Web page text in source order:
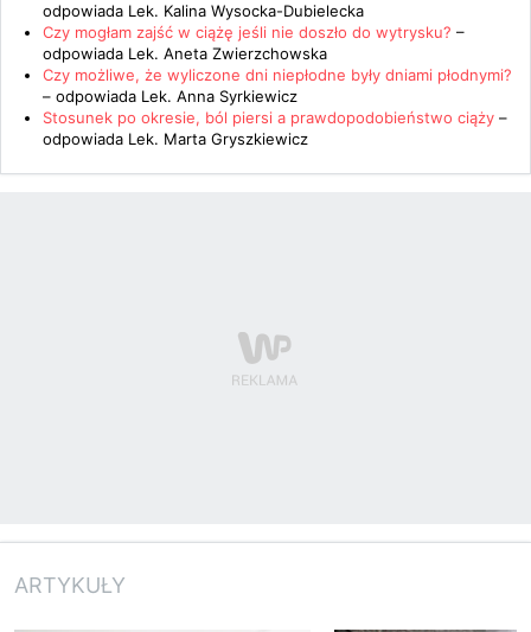
odpowiada Lek. Kalina Wysocka-Dubielecka
Czy mogłam zajść w ciążę jeśli nie doszło do wytrysku? –
odpowiada Lek. Aneta Zwierzchowska
Czy możliwe, że wyliczone dni niepłodne były dniami płodnymi?
– odpowiada Lek. Anna Syrkiewicz
Stosunek po okresie, ból piersi a prawdopodobieństwo ciąży –
odpowiada Lek. Marta Gryszkiewicz
ARTYKUŁY